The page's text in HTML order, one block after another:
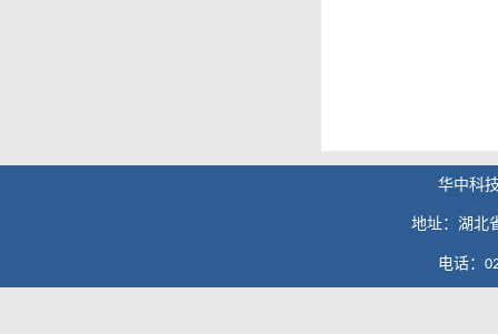
华中科
地址：湖北
电话：